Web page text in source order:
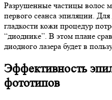
Разрушенные частицы волос
первого сеанса эпиляции.
гладкости кожи процедур
“диоднике”. В этом плане
диодного лазера будет в
Эффективность
фототипов